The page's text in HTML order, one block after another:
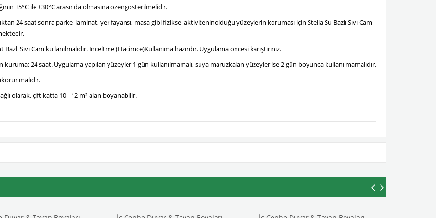
+5°C ile +30°C arasında olmasına özengösterilmelidir.
24 saat sonra parke, laminat, yer fayansı, masa gibi fiziksel aktiviteninolduğu yüzeylerin koruması için Stella Su Bazlı Sıvı Cam
Sıvı Cam kullanılmalıdır. İnceltme (Hacimce)Kullanıma hazırdır. Uygulama öncesi karıştırınız.
kuruma: 24 saat. Uygulama yapılan yüzeyler 1 gün kullanılmamalı, suya maruzkalan yüzeyler ise 2 gün boyunca kullanılmamalıdır.
olarak, çift katta 10 - 12 m² alan boyanabilir.